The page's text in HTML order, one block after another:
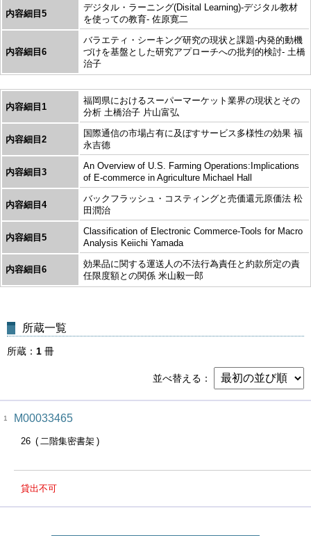
内容細目5
デジタル・ラーニング(Disital Learning)-デジタル教材
を使っての教育- 佐原寛二
内容細目6
バラエティ・シーキング研究の現状と課題-内発的動機
づけを基盤とした研究アプローチへの批判的検討- 土橋
治子
内容細目1
福岡県におけるスーパーマーケット業界の現状とその
分析 土橋治子 片山富弘
内容細目2
国際通信の市場占有に及ぼすサービス多様性の効果 福
永吉德
内容細目3
An Overview of U.S. Farming Operations:Implications
of E-commerce in Agriculture Michael Hall
内容細目4
バックフラッシュ・コスティングと売価還元原価法 松
田潤治
内容細目5
Classification of Electronic Commerce-Tools for Macro
Analysis Keiichi Yamada
内容細目6
効果品に関する運送人の不法行為責任と約款所定の責
任限度額との関係 米山毅一郎
所蔵一覧
所蔵 1 冊
並べ替える
1 M00033465
26 二階集密書架
貸出不可